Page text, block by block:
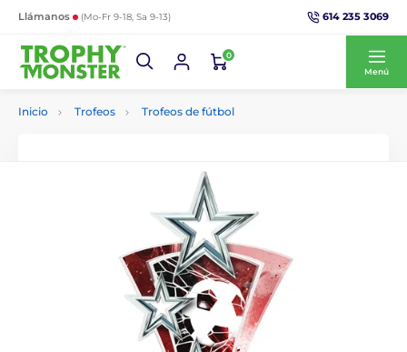
Llámanos (Mo-Fr 9-18, Sa 9-13) 614 235 3069
0
Menú
Inicio Trofeos Trofeos de fútbol